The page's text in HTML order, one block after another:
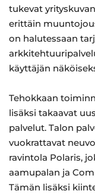
tukevat
erittäin
on halutessaan
käyttäjän
Tehokkaan
lisäksi takaavat
palvelut. Talon
vuokrattavat
ravintola Polaris,
aamupalan ja
Tämän lisäksi